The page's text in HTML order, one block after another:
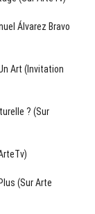
Álvarez Bravo
Art (Invitation
? (sur
(sur Arte